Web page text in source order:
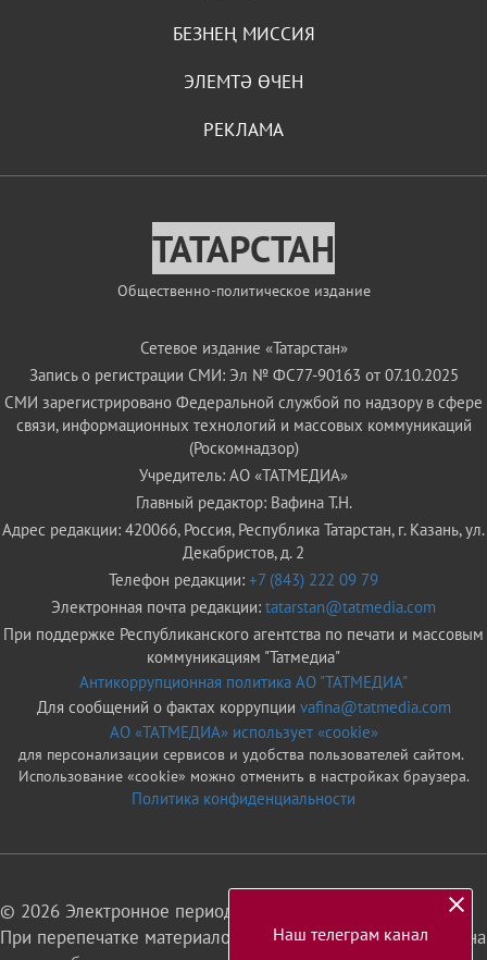
БЕЗНЕҢ МИССИЯ
ЭЛЕМТӘ ӨЧЕН
РЕКЛАМА
ТАТАРСТАН
Общественно-политическое издание
Сетевое издание «Татарстан»
Запись о регистрации СМИ: Эл № ФС77-90163 от 07.10.2025
СМИ зарегистрировано Федеральной службой по надзору в сфере
связи, информационных технологий и массовых коммуникаций
(Роскомнадзор)
Учредитель: АО «ТАТМЕДИА»
Главный редактор: Вафина Т.Н.
Адрес редакции: 420066, Россия, Республика Татарстан, г. Казань, ул.
Декабристов, д. 2
Телефон редакции: +7 (843) 222 09 79
Электронная почта редакции: tatarstan@tatmedia.com
При поддержке Республиканского агентства по печати и массовым
коммуникациям "Татмедиа"
Антикоррупционная политика АО "ТАТМЕДИА"
Для сообщений о фактах коррупции vafina@tatmedia.com
АО «ТАТМЕДИА» использует «cookie»
для персонализации сервисов и удобства пользователей сайтом.
Использование «cookie» можно отменить в настройках браузера.
Политика конфиденциальности
© 2026 Электронное периодическое издание «Татарстан»
При перепечатке материалов или их фрагментов ссылка на
Наш телеграм канал